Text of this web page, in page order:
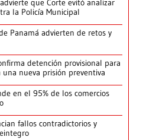
que Corte evitó analizar
la Policía Municipal
Panamá advierten de retos y
detención provisional para
nueva prisión preventiva
en el 95% de los comercios
fallos contradictorios y